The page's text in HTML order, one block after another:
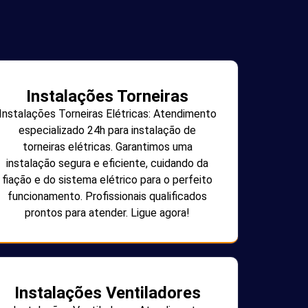
Instalações Torneiras
Torneiras Elétricas: Atendimento
especializado 24h para instalação de
torneiras elétricas. Garantimos uma
instalação segura e eficiente, cuidando da
fiação e do sistema elétrico para o perfeito
funcionamento. Profissionais qualificados
prontos para atender. Ligue agora!
Instalações Ventiladores